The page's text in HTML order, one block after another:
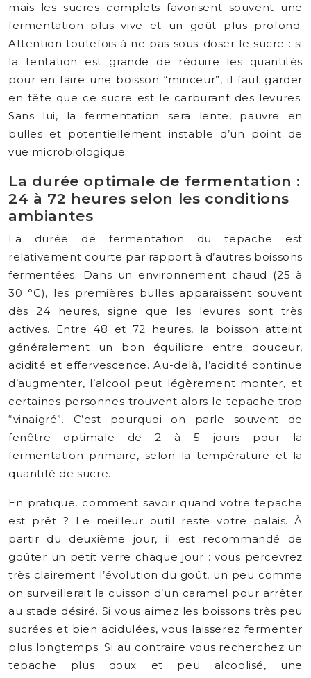
mais les sucres complets favorisent souvent une
fermentation plus vive et un goût plus profond.
Attention toutefois à ne pas sous-doser le sucre : si
la tentation est grande de réduire les quantités
pour en faire une boisson “minceur”, il faut garder
en tête que ce sucre est le carburant des levures.
Sans lui, la fermentation sera lente, pauvre en
bulles et potentiellement instable d’un point de
vue microbiologique.
La durée optimale de fermentation :
24 à 72 heures selon les conditions
ambiantes
La durée de fermentation du tepache est
relativement courte par rapport à d’autres boissons
fermentées. Dans un environnement chaud (25 à
30 °C), les premières bulles apparaissent souvent
dès 24 heures, signe que les levures sont très
actives. Entre 48 et 72 heures, la boisson atteint
généralement un bon équilibre entre douceur,
acidité et effervescence. Au-delà, l’acidité continue
d’augmenter, l’alcool peut légèrement monter, et
certaines personnes trouvent alors le tepache trop
“vinaigré”. C’est pourquoi on parle souvent de
fenêtre optimale de 2 à 5 jours pour la
fermentation primaire, selon la température et la
quantité de sucre.
En pratique, comment savoir quand votre tepache
est prêt ? Le meilleur outil reste votre palais. À
partir du deuxième jour, il est recommandé de
goûter un petit verre chaque jour : vous percevrez
très clairement l’évolution du goût, un peu comme
on surveillerait la cuisson d’un caramel pour arrêter
au stade désiré. Si vous aimez les boissons très peu
sucrées et bien acidulées, vous laisserez fermenter
plus longtemps. Si au contraire vous recherchez un
tepache plus doux et peu alcoolisé, une